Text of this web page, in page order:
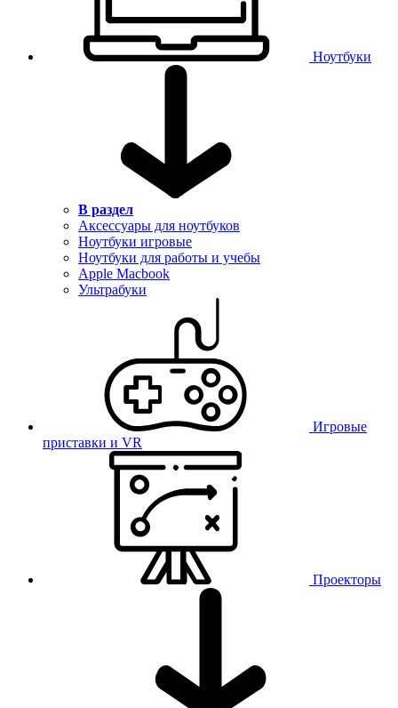
Ноутбуки
В раздел
Аксессуары для ноутбуков
Ноутбуки игровые
Ноутбуки для работы и учебы
Apple Macbook
Ультрабуки
Игровые
приставки и VR
Проекторы